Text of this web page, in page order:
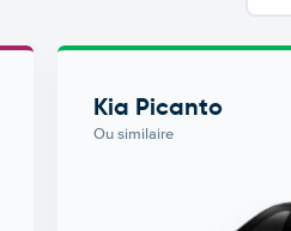
Kia Picanto
Ou similaire